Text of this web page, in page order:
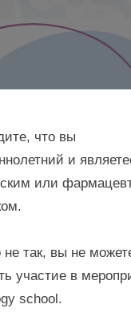
что вы
и
или
не так, вы не
участие в
school.